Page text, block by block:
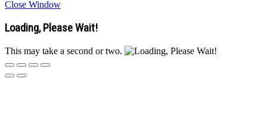
Close Window
Loading, Please Wait!
This may take a second or two.